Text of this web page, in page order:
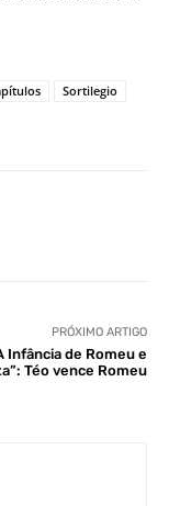
Sortilegio
PRÓXIMO ARTIGO
Infância de Romeu e
Téo vence Romeu